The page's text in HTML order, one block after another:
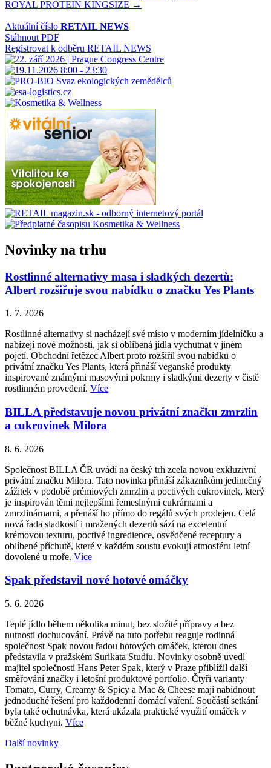
pro
příspěvek
ROYAL PROTEIN KINGSIZE →
Aktuální číslo RETAIL NEWS
Stáhnout PDF
Registrovat k odběru RETAIL NEWS
Novinky na trhu
Rostlinné alternativy masa i sladkých dezertů:
Albert rozšiřuje svou nabídku o značku Yes Plants
1. 7. 2026
Rostlinné alternativy si nacházejí své místo v moderním jídelníčku a
nabízejí nové možnosti, jak si oblíbená jídla vychutnat v jiném
pojetí. Obchodní řetězec Albert proto rozšířil svou nabídku o
privátní značku Yes Plants, která přináší veganské produkty
inspirované známými masovými pokrmy i sladkými dezerty v čistě
rostlinném provedení. Více
BILLA představuje novou privátní značku zmrzlin
a cukrovinek Milora
8. 6. 2026
Společnost BILLA ČR uvádí na český trh zcela novou exkluzivní
privátní značku Milora. Tato novinka přináší zákazníkům jedinečný
zážitek v podobě prémiových zmrzlin a poctivých cukrovinek, který
je inspirován těmi nejlepšími řemeslnými cukrárnami a
zmrzlinárnami, a přenáší ho přímo do regálů svých prodejen. Celá
nová řada sladkostí i mražených dezertů sází na excelentní
krémovou texturu, poctivé ingredience, osvědčené receptury a
oblíbené příchutě, které v každém soustu evokují atmosféru letní
dovolené u moře. Více
Spak představil nové hotové omáčky
5. 6. 2026
Teplé jídlo během několika minut, bez složité přípravy a bez
nutnosti dochucování. Právě na tuto potřebu reaguje rodinná
společnost Spak novou řadou hotových omáček, kterou dnes
představila v pražském Surikata Studiu. Novinky osobně uvedl
majitel společnosti Hans Peter Spak, který v Praze přiblížil další
směřování značky i letošní produktové portfolio. Čtyři varianty
Tomato, Curry, Creamy & Spicy a Mac & Cheese mají nabídnout
jednoduché řešení pro každodenní domácí vaření. Součástí setkání
byla také ochutnávka, která ukázala praktické využití omáček v
běžné kuchyni. Více
Další novinky